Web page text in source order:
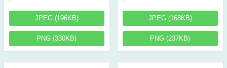
JPEG (196KB)
PNG (330KB)
JPEG (168KB)
PNG (237KB)